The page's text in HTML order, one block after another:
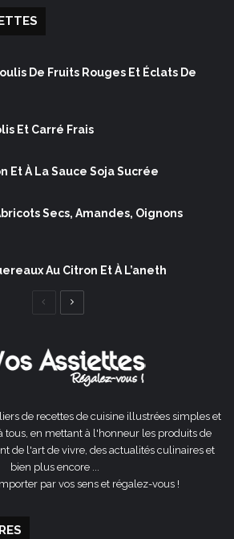
De Fruits Rouges Et Éclats De
Et Carré Frais
Et À La Sauce Soja Sucrée
Secs, Amandes, Oignons
Au Citron Et À L’aneth
Page
de recettes de cuisine illustrées simples et
tous, en mettant à l'honneur les produits de
de l'art de vivre, des actualités culinaires et
bien plus encore ...
par vos sens et régalez-vous !